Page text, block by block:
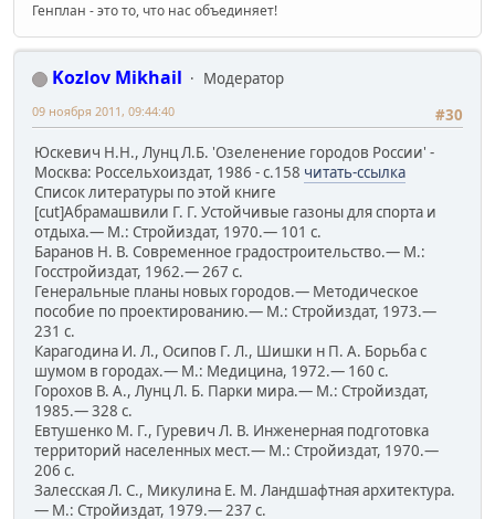
Генплан - это то, что нас объединяет!
Kozlov Mikhail
Модератор
#30
09 ноября 2011, 09:44:40
Юскевич Н.Н., Лунц Л.Б. 'Озеленение городов России' -
Москва: Россельхоиздат, 1986 - с.158 читать-ссылка
Список литературы по этой книге
[cut]Абрамашвили Г. Г. Устойчивые газоны для спорта и
отдыха.— М.: Стройиздат, 1970.— 101 с.
Баранов Н. В. Современное градостроительство.— М.:
Госстройиздат, 1962.— 267 с.
Генеральные планы новых городов.— Методическое
пособие по проектированию.— М.: Стройиздат, 1973.—
231 с.
Карагодина И. Л., Осипов Г. Л., Шишки н П. А. Борьба с
шумом в городах.— М.: Медицина, 1972.— 160 с.
Горохов В. А., Лунц Л. Б. Парки мира.— М.: Стройиздат,
1985.— 328 с.
Евтушенко М. Г., Гуревич Л. В. Инженерная подготовка
территорий населенных мест.— М.: Стройиздат, 1970.—
206 с.
Залесская Л. С., Микулина Е. М. Ландшафтная архитектура.
— М.: Стройиздат, 1979.— 237 с.